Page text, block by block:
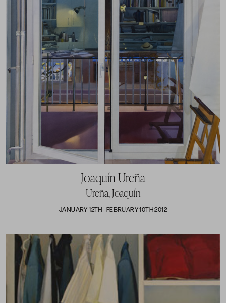
Joaquín Ureña
Ureña, Joaquín
JANUARY 12TH - FEBRUARY 10TH 2012